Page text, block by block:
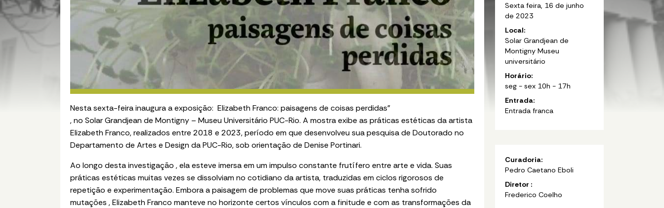
Nesta sexta-feira inaugura a exposição: Elizabeth Franco: paisagens de coisas perdidas”
, no Solar Grandjean de Montigny – Museu Universitário PUC-Rio. A mostra exibe as práticas estéticas da artista
Elizabeth Franco, realizados entre 2018 e 2023, período em que desenvolveu sua pesquisa de Doutorado no
Departamento de Artes e Design da PUC-Rio, sob orientação de Denise Portinari.
Ao longo desta investigação , ela esteve imersa em um impulso constante frutífero entre arte e vida. Suas
práticas estéticas muitas vezes se dissolviam no cotidiano da artista, traduzidas em ciclos rigorosos de
repetição e experimentação. Embora a paisagem de problemas que move suas práticas tenha sofrido
mutações , Elizabeth Franco manteve no horizonte certos vínculos com a finitude e com as transformações da
Sexta feira, 16 de junho
de 2023
Local:
Solar Grandjean de
Montigny Museu
universitário
Horário:
seg - sex 10h - 17h
Entrada:
Entrada franca
Curadoria:
Pedro Caetano Eboli
Diretor :
Frederico Coelho